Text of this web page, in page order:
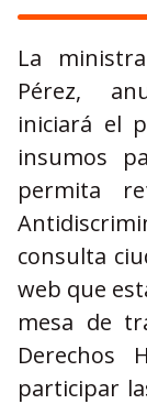
La
Pérez,
iniciará el
insumos
permita
consulta
web que
mesa de
Derechos
participar